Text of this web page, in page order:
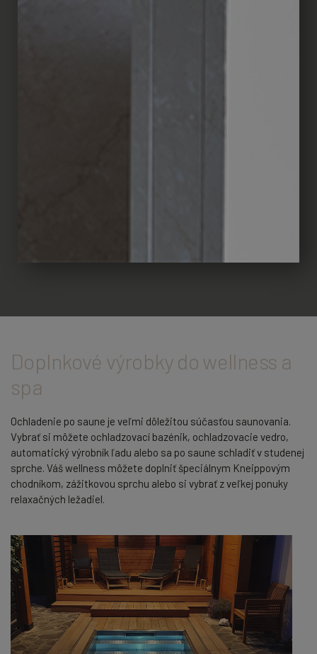
Doplnkové výrobky do wellness a
spa
Ochladenie po saune je veľmi dôležitou súčasťou saunovania.
Vybrať si môžete ochladzovací bazénik, ochladzovacie vedro,
automatický výrobník ľadu alebo sa po saune schladiť v studenej
sprche. Váš wellness môžete doplniť špeciálnym Kneippovým
chodníkom, zážitkovou sprchu alebo si vybrať z veľkej ponuky
relaxačných ležadiel.